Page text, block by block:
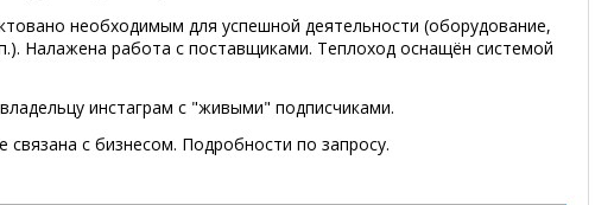
необходимым для успешной деятельности (оборудование,
Налажена работа с поставщиками. Теплоход оснащён системой
инстаграм с "живыми" подписчиками.
связана с бизнесом. Подробности по запросу.